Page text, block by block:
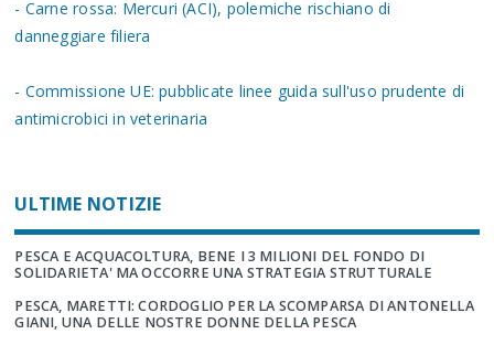
- Carne rossa: Mercuri (ACI), polemiche rischiano di
danneggiare filiera
- Commissione UE: pubblicate linee guida sull'uso prudente di
antimicrobici in veterinaria
ULTIME NOTIZIE
PESCA E ACQUACOLTURA, BENE I 3 MILIONI DEL FONDO DI
SOLIDARIETA' MA OCCORRE UNA STRATEGIA STRUTTURALE
PESCA, MARETTI: CORDOGLIO PER LA SCOMPARSA DI ANTONELLA
GIANI, UNA DELLE NOSTRE DONNE DELLA PESCA